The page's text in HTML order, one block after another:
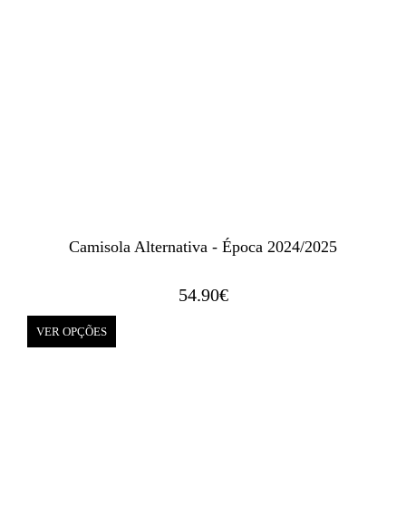
Camisola Alternativa - Época 2024/2025
54.90€
VER OPÇÕES